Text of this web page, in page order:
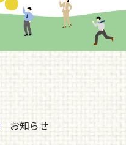
お知らせ